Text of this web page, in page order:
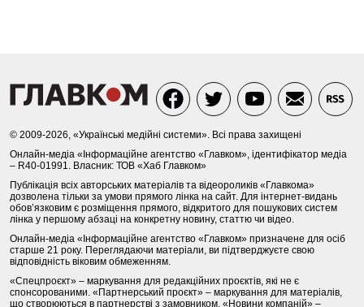
© 2009-2026, «Українські медійні системи». Всі права захищені
Онлайн-медіа «Інформаційне агентство «Главком», ідентифікатор медіа
– R40-01991. Власник: ТОВ «Хаб Главком»
Публікація всіх авторських матеріалів та відеороликів «Главкома»
дозволена тільки за умови прямого лінка на сайт. Для інтернет-видань
обов’язковим є розміщення прямого, відкритого для пошукових систем
лінка у першому абзаці на конкретну новину, статтю чи відео.
Онлайн-медіа «Інформаційне агентство «Главком» призначене для осіб
старше 21 року. Переглядаючи матеріали, ви підтверджуєте свою
відповідність віковим обмеженням.
«Спецпроєкт» – маркування для редакційних проєктів, які не є
спонсорованими. «Партнерський проєкт» – маркування для матеріалів,
що створюються в партнерстві з замовником. «Новини компаній» –